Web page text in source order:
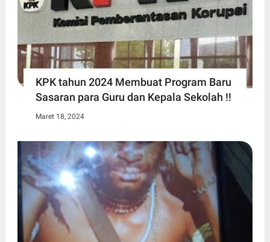
KPK tahun 2024 Membuat Program Baru
Sasaran para Guru dan Kepala Sekolah !!
Maret 18, 2024